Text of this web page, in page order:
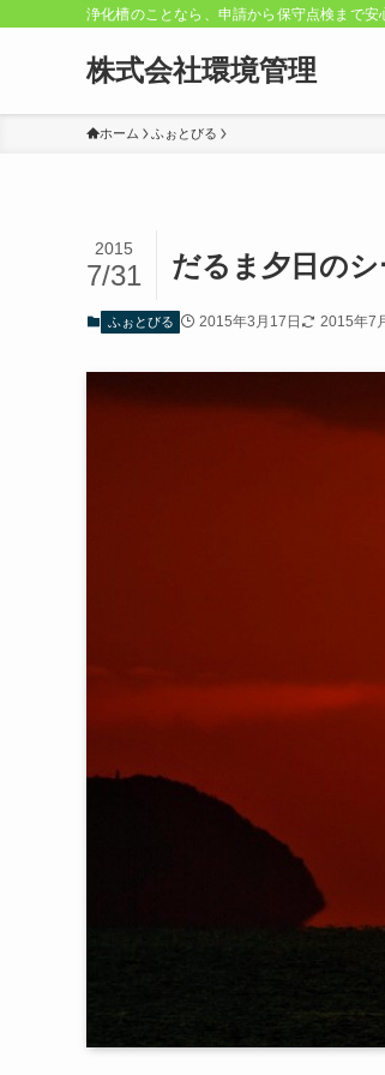
浄化槽のことなら、申請から保守点検まで
株式会社環境管理
ホーム ふぉとびる
だるま夕日の
2015
7/31
ふぉとびる 2015年3月17日 2015年7